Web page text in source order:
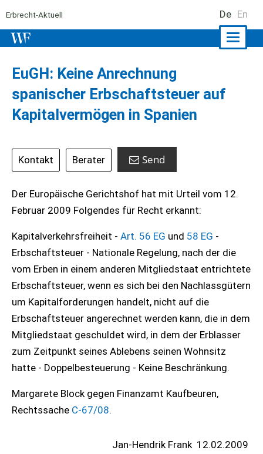
Erbrecht-Aktuell De En
EuGH: Keine Anrechnung
spanischer Erbschaftsteuer auf
Kapitalvermögen in Spanien
Kontakt Berater Send
Der Europäische Gerichtshof hat mit Urteil vom 12.
Februar 2009 Folgendes für Recht erkannt:
Kapitalverkehrsfreiheit - Art. 56 EG und 58 EG -
Erbschaftsteuer - Nationale Regelung, nach der die
vom Erben in einem anderen Mitgliedstaat entrichtete
Erbschaftsteuer, wenn es sich bei den Nachlassgütern
um Kapitalforderungen handelt, nicht auf die
Erbschaftsteuer angerechnet werden kann, die in dem
Mitgliedstaat geschuldet wird, in dem der Erblasser
zum Zeitpunkt seines Ablebens seinen Wohnsitz
hatte - Doppelbesteuerung - Keine Beschränkung.
Margarete Block gegen Finanzamt Kaufbeuren,
Rechtssache C-67/08.
Jan-Hendrik Frank 12.02.2009